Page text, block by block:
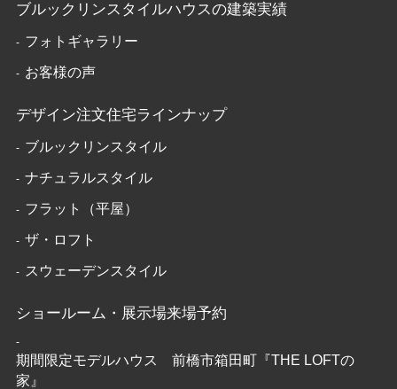
ブルックリンスタイルハウスの建築実績
フォトギャラリー
お客様の声
デザイン注文住宅ラインナップ
ブルックリンスタイル
ナチュラルスタイル
フラット（平屋）
ザ・ロフト
スウェーデンスタイル
ショールーム・展示場来場予約
期間限定モデルハウス 前橋市箱田町『THE LOFTの
家』